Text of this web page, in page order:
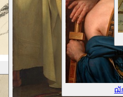
ดูรายละเอียด
เ
ถู
จ
ฌั